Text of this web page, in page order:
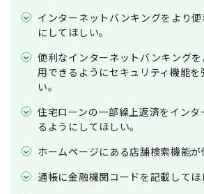
インターネットバンキングをより
にしてほしい。
便利なインターネットバンキング
用できるようにセキュリティ機能を
い。
住宅ローンの一部繰上返済をインタ
るようにしてほしい。
ホームページにある店舗検索機能が
通帳に金融機関コードを記載してほ